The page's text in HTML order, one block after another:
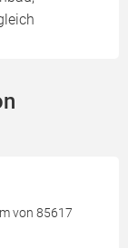
von 85617